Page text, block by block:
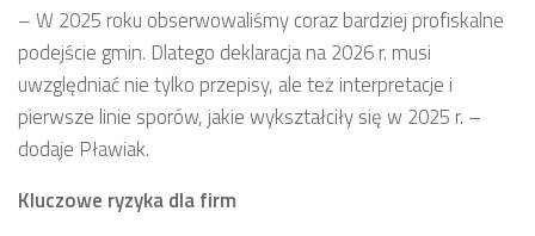
– W 2025 roku obserwowaliśmy coraz bardziej profiskalne
podejście gmin. Dlatego deklaracja na 2026 r. musi
uwzględniać nie tylko przepisy, ale też interpretacje i
pierwsze linie sporów, jakie wykształciły się w 2025 r. –
dodaje Pławiak.
Kluczowe ryzyka dla firm